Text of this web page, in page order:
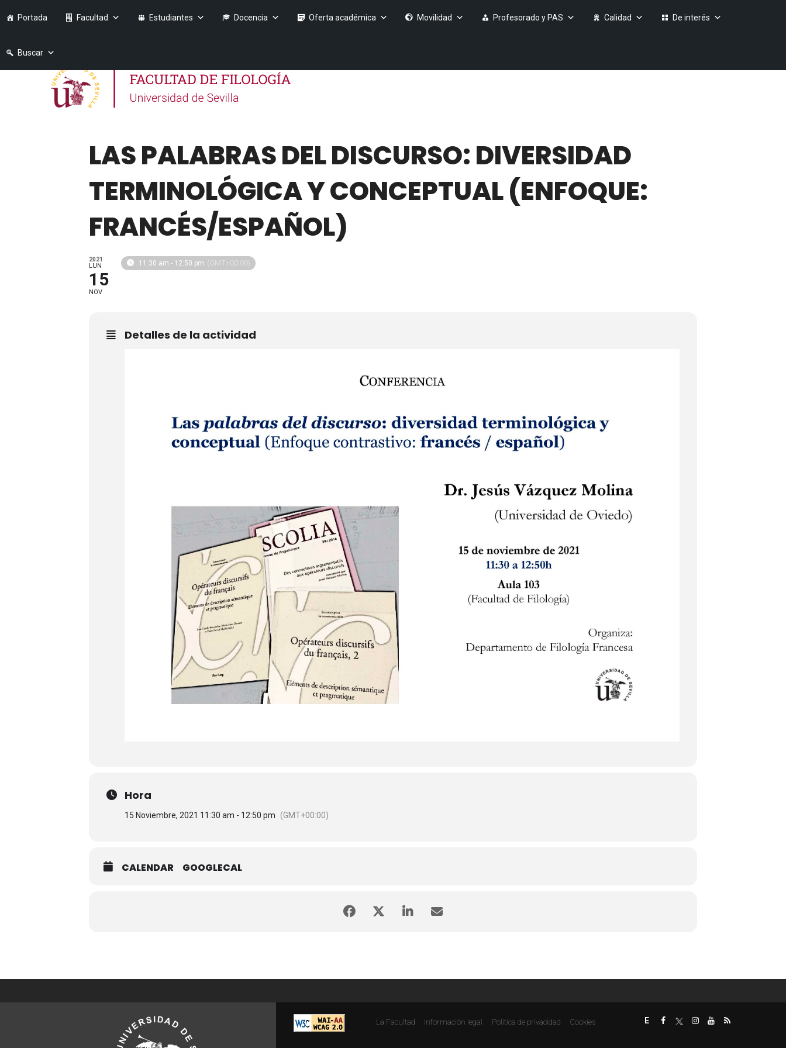
Portada Facultad Estudiantes Docencia Oferta académica Movilidad Profesorado y PAS Calidad De interés
Buscar
LAS PALABRAS DEL DISCURSO: DIVERSIDAD
TERMINOLÓGICA Y CONCEPTUAL (ENFOQUE:
FRANCÉS/ESPAÑOL)
2021
LUN
15
NOV
11:30 am - 12:50 pm (GMT+00:00)
Detalles de la actividad
Hora
15 Noviembre, 2021 11:30 am - 12:50 pm (GMT+00:00)
CALENDAR GOOGLECAL
La Facultad Información legal Politica de privacidad Cookies E